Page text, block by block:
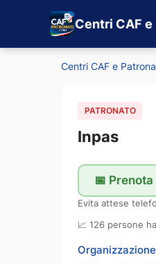
Centri CAF
Centri CAF e
PATRONATO
Inpas
📅
Evita attese
📈 126 persone